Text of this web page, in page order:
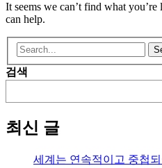
It seems we can’t find what
can help.
Search
for:
검색
최신 글
세계는 연속적이고 중첩